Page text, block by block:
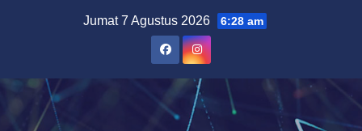
Jumat 7 Agustus 2026 6:28 am